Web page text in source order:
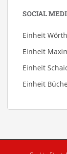
SOCIAL
Einheit Wörth
Einheit
Einheit
Einheit